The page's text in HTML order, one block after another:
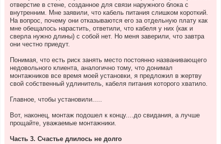
отверстие в стене, созданное для связи наружного блока с
внутренним. Мне заявили, что кабель питания слишком короткий.
На вопрос, почему они отказываются его за отдельную плату как
мне обещалось нарастить, ответили, что кабеля у них (как и
сверла нужно длины) с собой нет. Но меня заверили, что завтра
они честно приедут.
Понимая, что есть риск занять место постоянно названивающего
недовольного клиента, аналогично тому, что донимал
монтажников все время моей установки, я предложил в жертву
свой собственный удлинитель, кабеля питания которого хватило.
Главное, чтобы установили.....
Вот, наконец, монтаж подошел к концу....до свидания, а лучше
прощайте, уважаемые монтажники.
Часть 3. Счастье длилось не долго